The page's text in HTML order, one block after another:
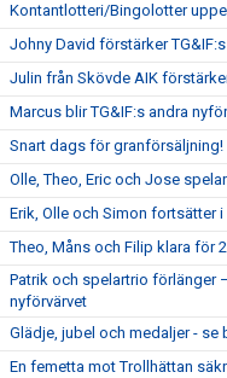
Kontantlotteri/Bingolotter
Johny David förstärker
Julin från Skövde AIK
Marcus blir TG&IF:s andra
Snart dags för granförsäljning!
Olle, Theo, Eric och Jose
Erik, Olle och Simon fortsätter
Theo, Måns och Filip klara för
Patrik och spelartrio förlänger
nyförvärvet
Glädje, jubel och medaljer - se
En femetta mot Trollhättan